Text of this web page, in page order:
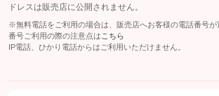
ドレスは販売店に公開されません。
※無料電話をご利用の場合は、販売店へお客様の電話番号
番号ご利用の際の注意点は こちら
IP電話、ひかり電話からはご利用いただけません。